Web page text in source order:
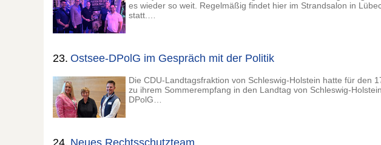
es wieder so weit. Regelmäßig findet hier im Strandsalon in
statt.…
23. Ostsee-DPolG im Gespräch mit der Politik
Die CDU-Landtagsfraktion von Schleswig-Holstein hatte für den
zu ihrem Sommerempfang in den Landtag von Schleswig-
DPolG…
24. Neues Rechtsschutzteam